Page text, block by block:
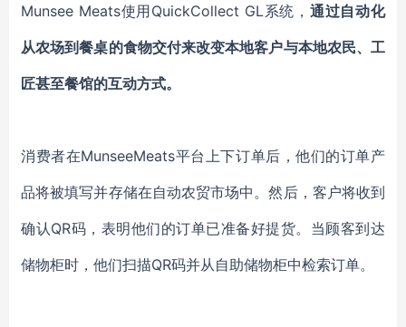
Munsee Meats使用QuickCollect GL系统 ， 通过自动化
从农场到餐桌的食物交付来改变本地客户与本地农民、工
匠甚至餐馆的互动方式。
消费者在MunseeMeats平台上下订单后 ，他们的订单产
品将被填写并存储在自动农贸市场中。然后， 客户将收到
确认QR码，表明他们的订单已准备好提货。当顾客到达
储物柜时，他们扫描QR码并从自助储物柜中检索订单。